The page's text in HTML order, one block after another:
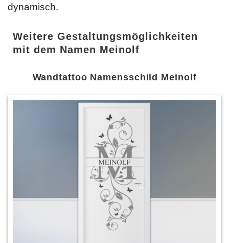
dynamisch.
Weitere Gestaltungsmöglichkeiten
mit dem Namen Meinolf
Wandtattoo Namensschild Meinolf